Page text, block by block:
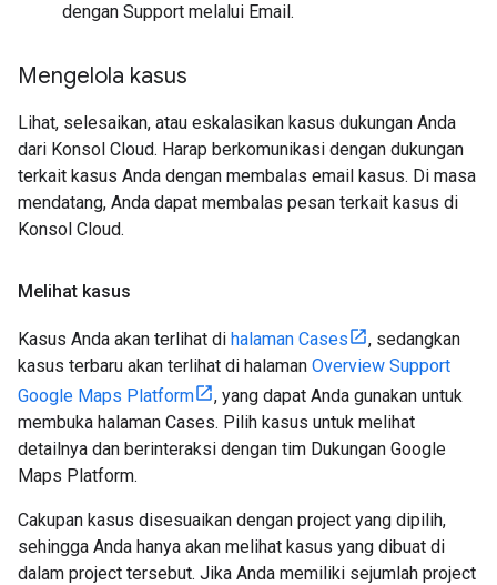
dengan Support melalui Email.
Mengelola kasus
Lihat, selesaikan, atau eskalasikan kasus dukungan Anda
dari Konsol Cloud. Harap berkomunikasi dengan dukungan
terkait kasus Anda dengan membalas email kasus. Di masa
mendatang, Anda dapat membalas pesan terkait kasus di
Konsol Cloud.
Melihat kasus
Kasus Anda akan terlihat di halaman Cases
, sedangkan
kasus terbaru akan terlihat di halaman Overview Support
Google Maps Platform
, yang dapat Anda gunakan untuk
membuka halaman Cases. Pilih kasus untuk melihat
detailnya dan berinteraksi dengan tim Dukungan Google
Maps Platform.
Cakupan kasus disesuaikan dengan project yang dipilih,
sehingga Anda hanya akan melihat kasus yang dibuat di
dalam project tersebut. Jika Anda memiliki sejumlah project